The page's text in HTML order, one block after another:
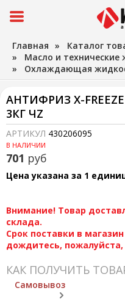
Главная » Каталог
» Масло и технические
» Охлаждающая
АНТИФРИЗ X-
3КГ ЧZ
АРТИКУЛ 430206095
В НАЛИЧИИ
701 руб
Цена указана за 1
Внимание! Товар
склада.
Срок поставки в
дождитесь, пожалуйста,
КАК ПОЛУЧИТЬ
Самовывоз